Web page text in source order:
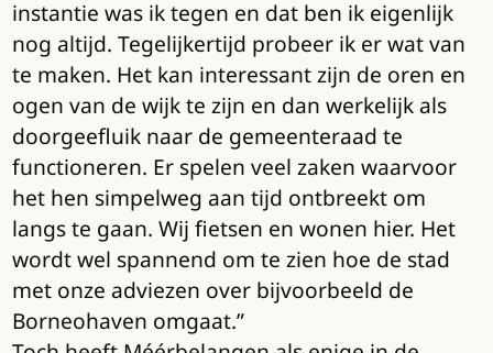
instantie was ik tegen en dat ben ik eigenlijk
nog altijd. Tegelijkertijd probeer ik er wat van
te maken. Het kan interessant zijn de oren en
ogen van de wijk te zijn en dan werkelijk als
doorgeefluik naar de gemeenteraad te
functioneren. Er spelen veel zaken waarvoor
het hen simpelweg aan tijd ontbreekt om
langs te gaan. Wij fietsen en wonen hier. Het
wordt wel spannend om te zien hoe de stad
met onze adviezen over bijvoorbeeld de
Borneohaven omgaat.”